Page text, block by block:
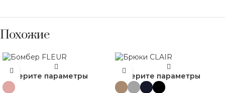
Похожие
Выберите параметры Выберите параметры